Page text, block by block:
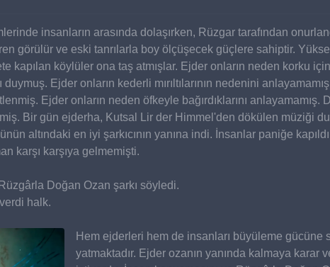
insanların arasında dolaşırken, Rüzgar tarafından
görülür ve eski tanrılarla boy ölçüşecek güçlere sahiptir.
köylüler ona taş atmışlar. Ejder onların neden korku
duymuş. Ejder onların kederli mırıltılarının nedenini
Ejder onların neden öfkeyle bağırdıklarını
Bir gün ejderha, Kutsal Lir der Himmel'den dökülen müziği
altındaki en iyi şarkıcının yanına indi. İnsanlar paniğe
karşı karşıya gelmemişti.
Rüzgârla Doğan Ozan şarkı söyledi.
halk.
Hem ejderleri hem de insanları büyüleme
yatmaktadır. Ejder ozanın yanında kalmaya karar